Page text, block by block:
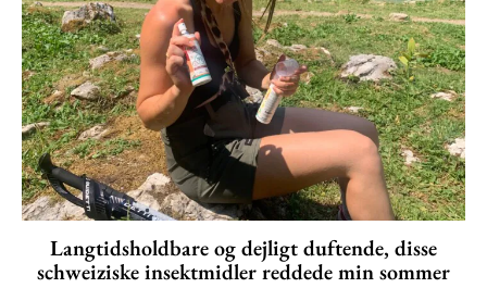
Langtidsholdbare og dejligt duftende, disse
schweiziske insektmidler reddede min sommer